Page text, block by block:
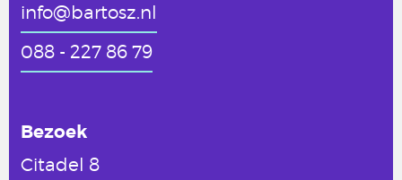
info@bartosz.nl
088 - 227 86 79
Bezoek
Citadel 8